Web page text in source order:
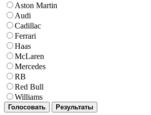
Aston Martin
Audi
Cadillac
Ferrari
Haas
McLaren
Mercedes
RB
Red Bull
Williams
Голосовать Результаты